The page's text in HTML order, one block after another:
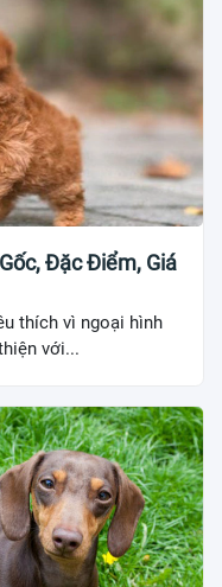
Đặc Điểm, Giá
thích vì ngoại hình
với...